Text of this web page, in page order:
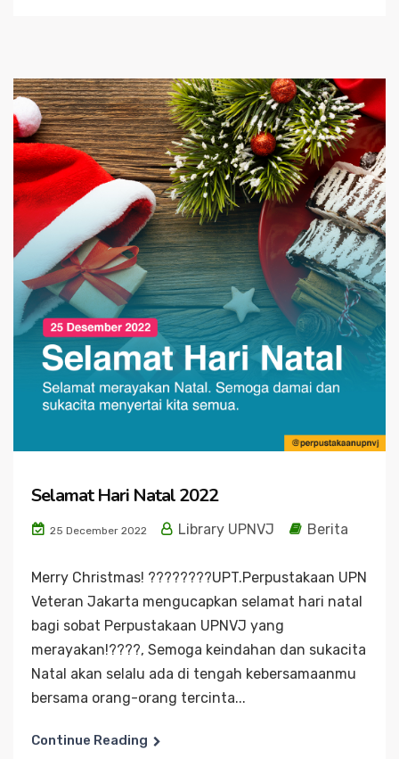
Selamat Hari Natal 2022
25 December 2022 Library UPNVJ Berita
Merry Christmas! ????????UPT.Perpustakaan UPN
Veteran Jakarta mengucapkan selamat hari natal
bagi sobat Perpustakaan UPNVJ yang
merayakan!????, Semoga keindahan dan sukacita
Natal akan selalu ada di tengah kebersamaanmu
bersama orang-orang tercinta...
Continue Reading